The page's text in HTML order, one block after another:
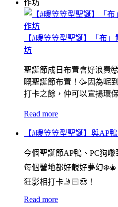
【#暖笠笠型聖誕】「布
坊
聖誕節成日布置會好浪費
嘅聖誕節布置！🥳因為呢
打卡之餘，仲可以宣揚環
Read more
【#暖笠笠型聖誕】與AP
今個聖誕節AP鴨、PC狗
每個營地都好靚好夢幻
狂影相打卡🤳🏻😍！
Read more